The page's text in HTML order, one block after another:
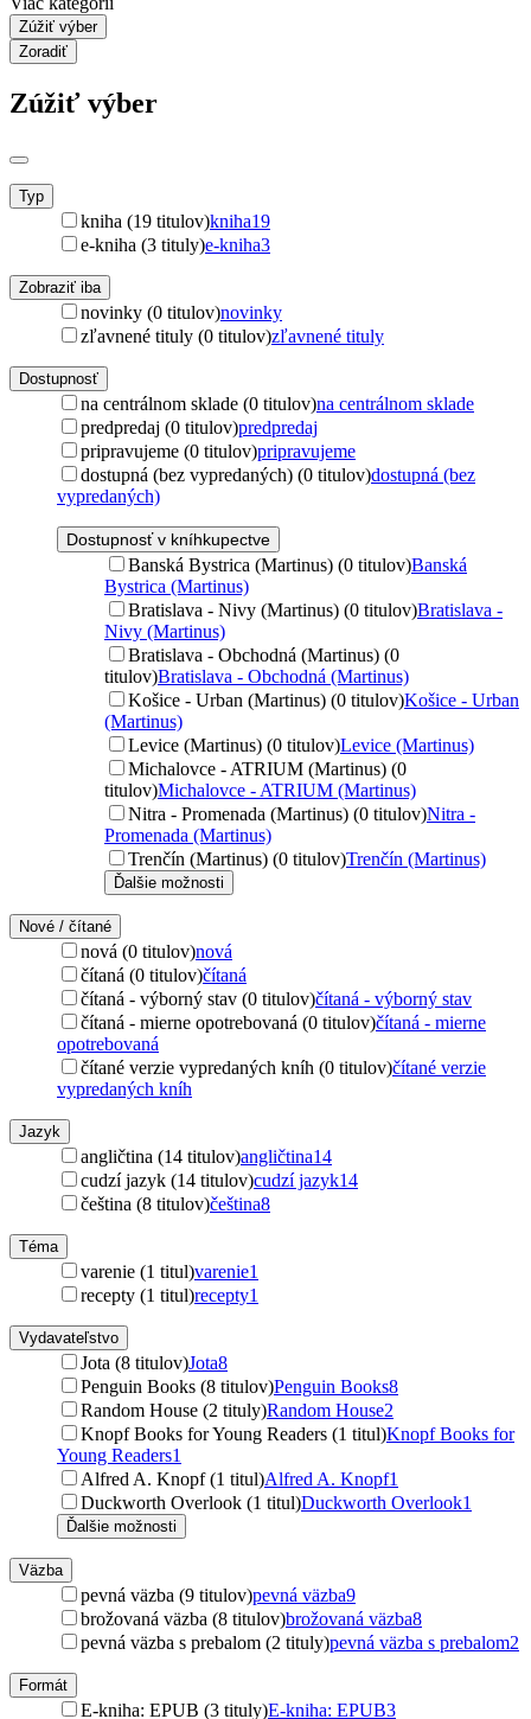
Zúžiť výber
Zoradiť
Zúžiť výber
Typ
kniha (19 titulov)kniha19
e-kniha (3 tituly)e-kniha3
Zobraziť iba
novinky (0 titulov)novinky
zľavnené tituly (0 titulov)zľavnené tituly
Dostupnosť
na centrálnom sklade (0 titulov)na centrálnom sklade
predpredaj (0 titulov)predpredaj
pripravujeme (0 titulov)pripravujeme
dostupná (bez vypredaných) (0 titulov)dostupná (bez
vypredaných)
Dostupnosť v kníhkupectve
Banská Bystrica (Martinus) (0 titulov)Banská
Bystrica (Martinus)
Bratislava - Nivy (Martinus) (0 titulov)Bratislava -
Nivy (Martinus)
Bratislava - Obchodná (Martinus) (0
titulov)Bratislava - Obchodná (Martinus)
Košice - Urban (Martinus) (0 titulov)Košice - Urban
(Martinus)
Levice (Martinus) (0 titulov)Levice (Martinus)
Michalovce - ATRIUM (Martinus) (0
titulov)Michalovce - ATRIUM (Martinus)
Nitra - Promenada (Martinus) (0 titulov)Nitra -
Promenada (Martinus)
Trenčín (Martinus) (0 titulov)Trenčín (Martinus)
Ďalšie možnosti
Nové / čítané
nová (0 titulov)nová
čítaná (0 titulov)čítaná
čítaná - výborný stav (0 titulov)čítaná - výborný stav
čítaná - mierne opotrebovaná (0 titulov)čítaná - mierne
opotrebovaná
čítané verzie vypredaných kníh (0 titulov)čítané verzie
vypredaných kníh
Jazyk
angličtina (14 titulov)angličtina14
cudzí jazyk (14 titulov)cudzí jazyk14
čeština (8 titulov)čeština8
Téma
varenie (1 titul)varenie1
recepty (1 titul)recepty1
Vydavateľstvo
Jota (8 titulov)Jota8
Penguin Books (8 titulov)Penguin Books8
Random House (2 tituly)Random House2
Knopf Books for Young Readers (1 titul)Knopf Books for
Young Readers1
Alfred A. Knopf (1 titul)Alfred A. Knopf1
Duckworth Overlook (1 titul)Duckworth Overlook1
Ďalšie možnosti
Väzba
pevná väzba (9 titulov)pevná väzba9
brožovaná väzba (8 titulov)brožovaná väzba8
pevná väzba s prebalom (2 tituly)pevná väzba s prebalom2
Formát
E-kniha: EPUB (3 tituly)E-kniha: EPUB3